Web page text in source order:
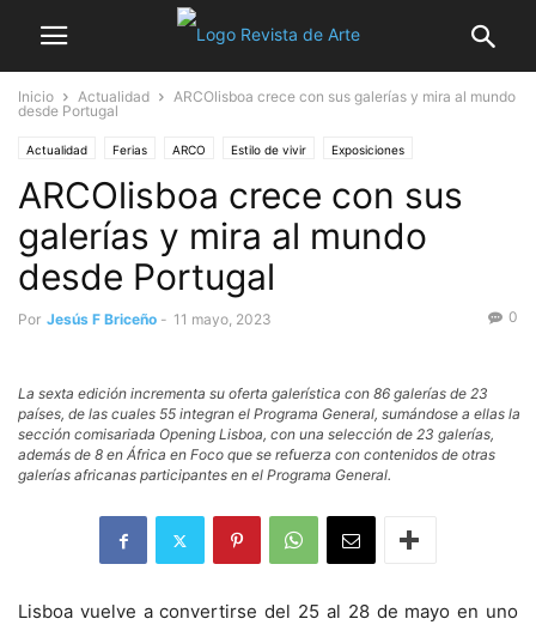
Inicio Actualidad
ARCOlisboa crece con sus galerías y mira al mundo
desde Portugal
Actualidad Ferias ARCO Estilo de vivir Exposiciones
Mercado del Arte Noticia destacada
ARCOlisboa crece con sus
galerías y mira al mundo
desde Portugal
Por Jesús F Briceño - 11 mayo, 2023 0
La sexta edición incrementa su oferta galerística con 86 galerías de 23
países, de las cuales 55 integran el Programa General, sumándose a ellas la
sección comisariada Opening Lisboa, con una selección de 23 galerías,
además de 8 en África en Foco que se refuerza con contenidos de otras
galerías africanas participantes en el Programa General.
Lisboa vuelve a convertirse del 25 al 28 de mayo en uno